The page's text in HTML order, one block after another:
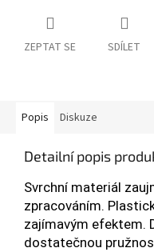
ZEPTAT SE SDÍLET
Popis Diskuze
Detailní popis
Svrchní materiál
zpracováním.
zajímavým efektem.
dostatečnou